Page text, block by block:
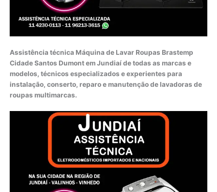
Assistência técnica Máquina de Lavar Roupas Brastemp
Cidade Santos Dumont em Jundiaí de todas as marcas e
modelos, técnicos especializados e experientes para
instalação, conserto, reparo e manutenção de lavadoras de
roupas multimarcas.